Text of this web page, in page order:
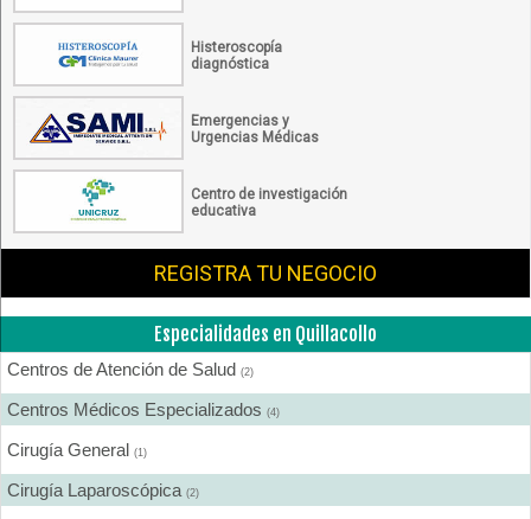
Histeroscopía
diagnóstica
Emergencias y
Urgencias Médicas
Centro de investigación
educativa
REGISTRA TU NEGOCIO
Especialidades en Quillacollo
Centros de Atención de Salud (2)
Centros Médicos Especializados (4)
Cirugía General (1)
Cirugía Laparoscópica (2)